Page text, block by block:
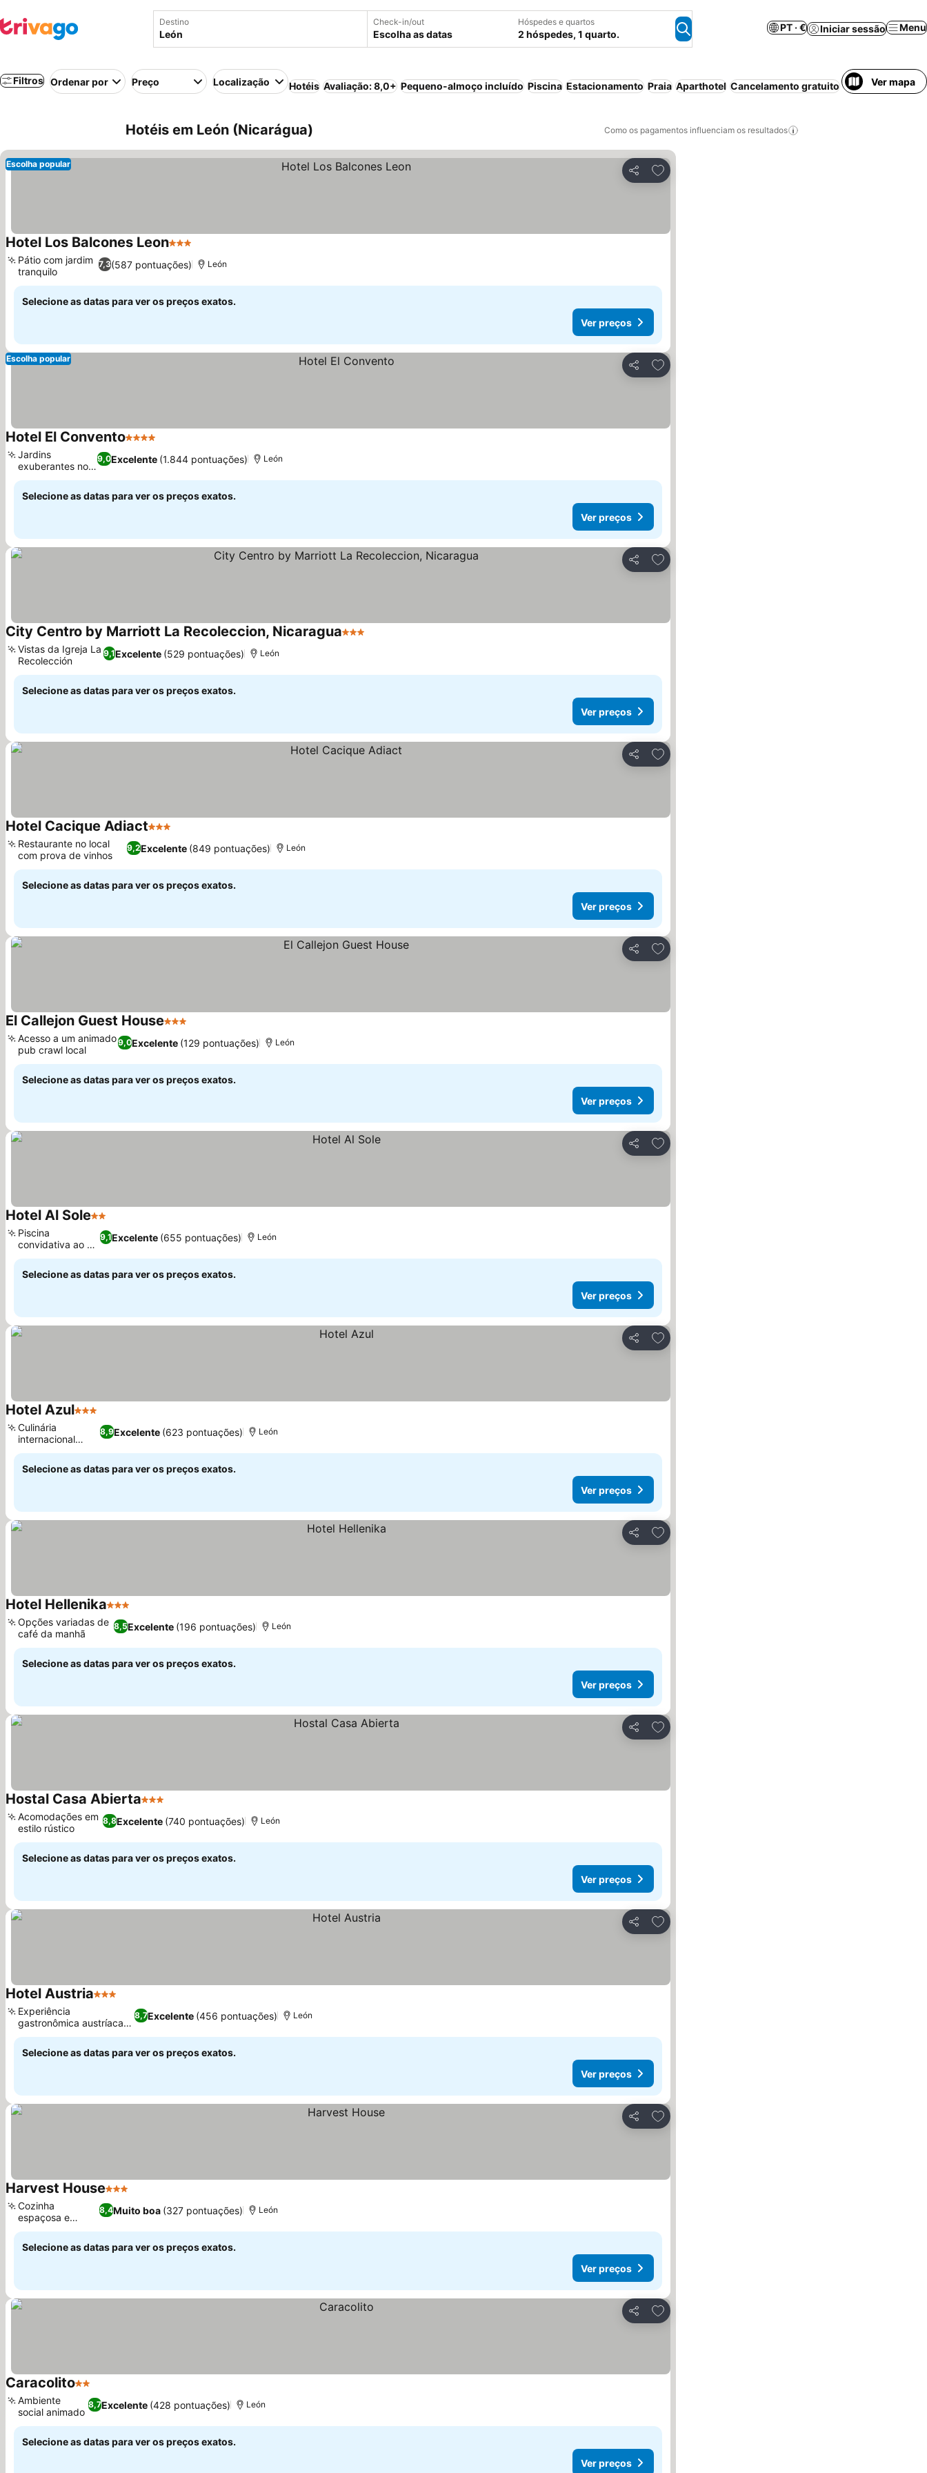
Destino Check-in/out
Escolha as datas
Hóspedes e quartos
2 hóspedes, 1 quarto.
PT · € Iniciar sessão Menu
Filtros Ordenar por Preço Localização Hotéis Avaliação: 8,0+ Pequeno-almoço incluído Piscina Estacionamento Praia Aparthotel Cancelamento gratuito Ver mapa
Hotéis em León (Nicarágua) Como os pagamentos influenciam os resultados
Partilhar
Adicionar aos favoritos
Escolha popular
Hotel Los Balcones Leon3 Estrelas
7,3(587 pontuações)
Pátio com jardim
tranquilo
León
Selecione as datas para ver os preços exatos.
Ver preços
Partilhar
Adicionar aos favoritos
Escolha popular
Hotel El Convento4 Estrelas
9,0Excelente (1.844 pontuações)
Jardins
exuberantes no
pátio
León
Selecione as datas para ver os preços exatos.
Ver preços
Partilhar
Adicionar aos favoritos
City Centro by Marriott La Recoleccion, Nicaragua3 Estrelas
9,1Excelente (529 pontuações)
Vistas da Igreja La
Recolección
León
Selecione as datas para ver os preços exatos.
Ver preços
Partilhar
Adicionar aos favoritos
Hotel Cacique Adiact3 Estrelas
9,2Excelente (849 pontuações)
Restaurante no local
com prova de vinhos
León
Selecione as datas para ver os preços exatos.
Ver preços
Partilhar
Adicionar aos favoritos
El Callejon Guest House3 Estrelas
9,0Excelente (129 pontuações)
Acesso a um animado
pub crawl local
León
Selecione as datas para ver os preços exatos.
Ver preços
Partilhar
Adicionar aos favoritos
Hotel Al Sole2 Estrelas
9,1Excelente (655 pontuações)
Piscina
convidativa ao ar
livre
León
Selecione as datas para ver os preços exatos.
Ver preços
Partilhar
Adicionar aos favoritos
Hotel Azul3 Estrelas
8,9Excelente (623 pontuações)
Culinária
internacional
exótica
León
Selecione as datas para ver os preços exatos.
Ver preços
Partilhar
Adicionar aos favoritos
Hotel Hellenika3 Estrelas
8,5Excelente (196 pontuações)
Opções variadas de
café da manhã
León
Selecione as datas para ver os preços exatos.
Ver preços
Partilhar
Adicionar aos favoritos
Hostal Casa Abierta3 Estrelas
8,8Excelente (740 pontuações)
Acomodações em
estilo rústico
León
Selecione as datas para ver os preços exatos.
Ver preços
Partilhar
Adicionar aos favoritos
Hotel Austria3 Estrelas
8,7Excelente (456 pontuações)
Experiência
gastronômica austríaca
autêntica
León
Selecione as datas para ver os preços exatos.
Ver preços
Partilhar
Adicionar aos favoritos
Harvest House3 Estrelas
8,4Muito boa (327 pontuações)
Cozinha
espaçosa e
moderna
León
Selecione as datas para ver os preços exatos.
Ver preços
Partilhar
Adicionar aos favoritos
Caracolito2 Estrelas
8,7Excelente (428 pontuações)
Ambiente
social animado
León
Selecione as datas para ver os preços exatos.
Ver preços